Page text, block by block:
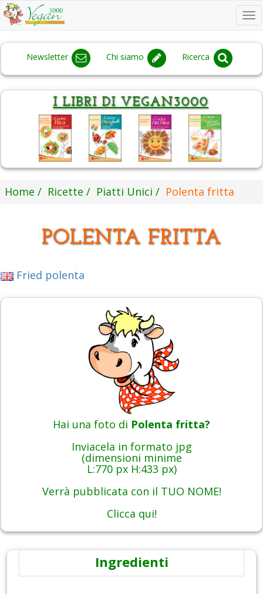
Newsletter Chi siamo Ricerca
Home Ricette Piatti Unici Polenta fritta
POLENTA FRITTA
Fried polenta
Hai una foto di Polenta fritta?
Inviacela in formato jpg
(dimensioni minime
L:770 px H:433 px)
Verrà pubblicata con il TUO NOME!
Clicca qui!
Ingredienti